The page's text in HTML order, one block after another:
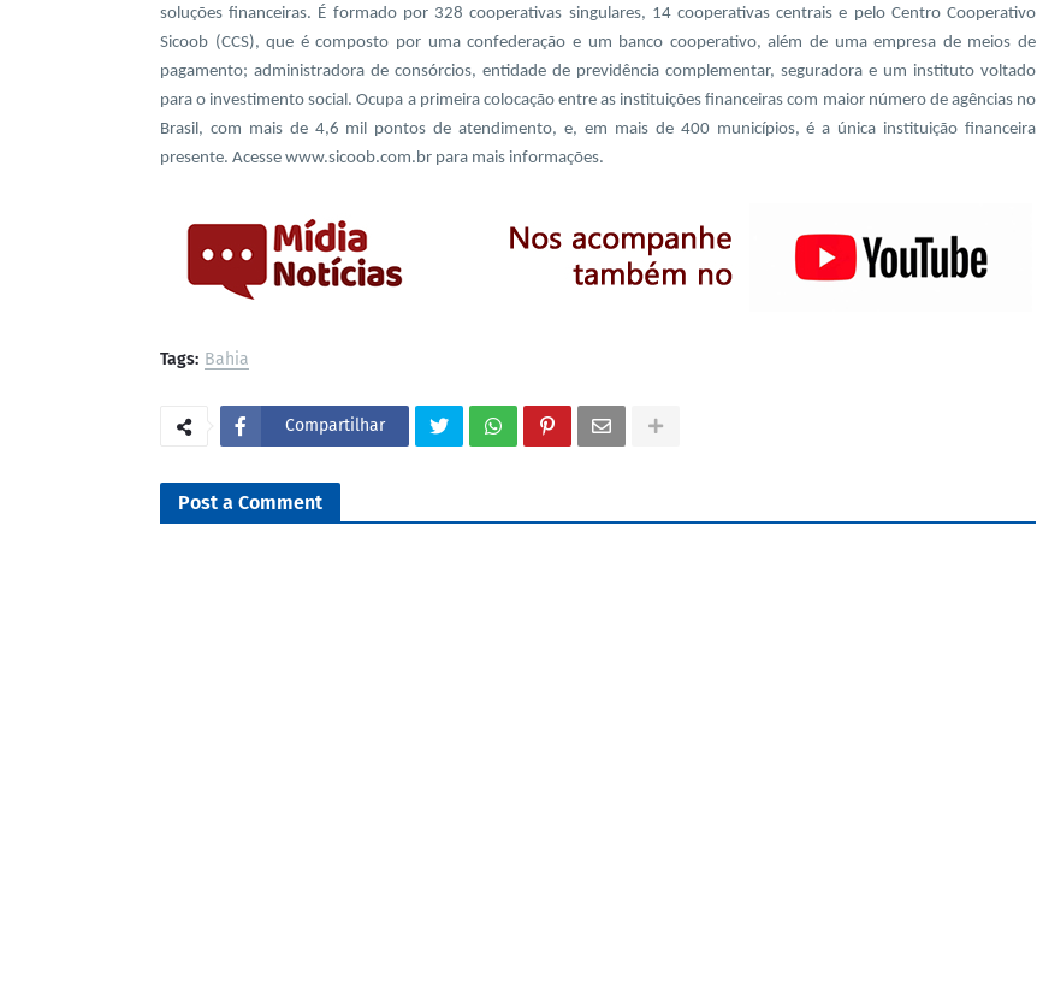
soluções financeiras. É formado por 328 cooperativas singulares, 14 cooperativas centrais e pelo Centro Cooperativo
Sicoob (CCS), que é composto por uma confederação e um banco cooperativo, além de uma empresa de meios de
pagamento; administradora de consórcios, entidade de previdência complementar, seguradora e um instituto voltado
para o investimento social. Ocupa a primeira colocação entre as instituições financeiras com maior número de agências no
Brasil, com mais de 4,6 mil pontos de atendimento, e, em mais de 400 municípios, é a única instituição financeira
presente. Acesse www.sicoob.com.br para mais informações.
Tags: Bahia
Compartilhar
Post a Comment